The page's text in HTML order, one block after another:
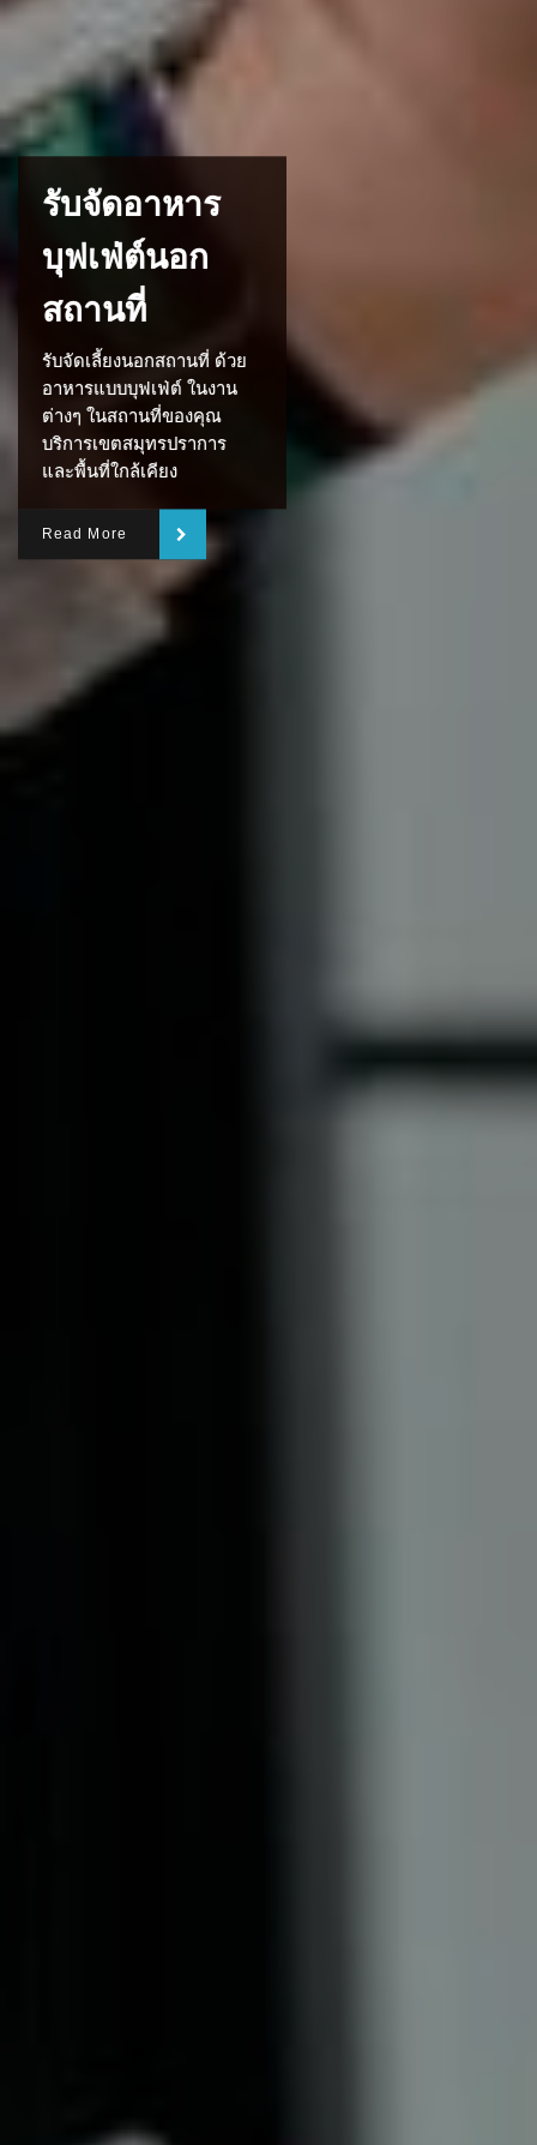
รับจัดอาหาร
บุฟเฟ่ต์นอก
สถานที่
รับจัดเลี้ยงนอกสถานที่ ด้วย
อาหารแบบบุฟเฟ่ต์ ในงาน
ต่างๆ ในสถานที่ของคุณ
บริการเขตสมุทรปราการ
และพื้นที่ใกล้เคียง
Read More